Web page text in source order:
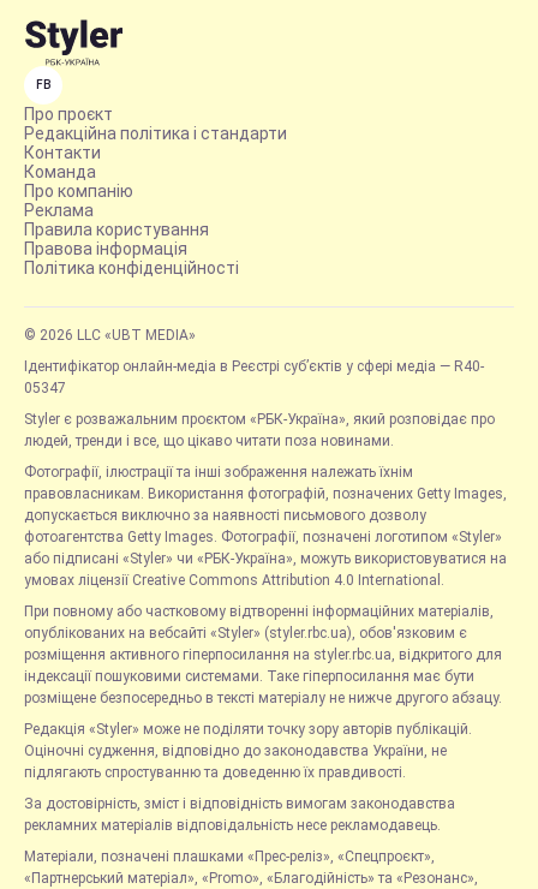
FB
Про проєкт
Редакційна політика і стандарти
Контакти
Команда
Про компанію
Реклама
Правила користування
Правова інформація
Політика конфіденційності
© 2026 LLC «UBT MEDIA»
Ідентифікатор онлайн-медіа в Реєстрі суб’єктів у сфері медіа — R40-
05347
Styler є розважальним проєктом «РБК-Україна», який розповідає про
людей, тренди і все, що цікаво читати поза новинами.
Фотографії, ілюстрації та інші зображення належать їхнім
правовласникам. Використання фотографій, позначених Getty Images,
допускається виключно за наявності письмового дозволу
фотоагентства Getty Images. Фотографії, позначені логотипом «Styler»
або підписані «Styler» чи «РБК-Україна», можуть використовуватися на
умовах ліцензії Creative Commons Attribution 4.0 International.
При повному або частковому відтворенні інформаційних матеріалів,
опублікованих на вебсайті «Styler» (styler.rbc.ua), обов'язковим є
розміщення активного гіперпосилання на styler.rbc.ua, відкритого для
індексації пошуковими системами. Таке гіперпосилання має бути
розміщене безпосередньо в тексті матеріалу не нижче другого абзацу.
Редакція «Styler» може не поділяти точку зору авторів публікацій.
Оціночні судження, відповідно до законодавства України, не
підлягають спростуванню та доведенню їх правдивості.
За достовірність, зміст і відповідність вимогам законодавства
рекламних матеріалів відповідальність несе рекламодавець.
Матеріали, позначені плашками «Прес-реліз», «Спецпроєкт»,
«Партнерський матеріал», «Promo», «Благодійність» та «Резонанс»,